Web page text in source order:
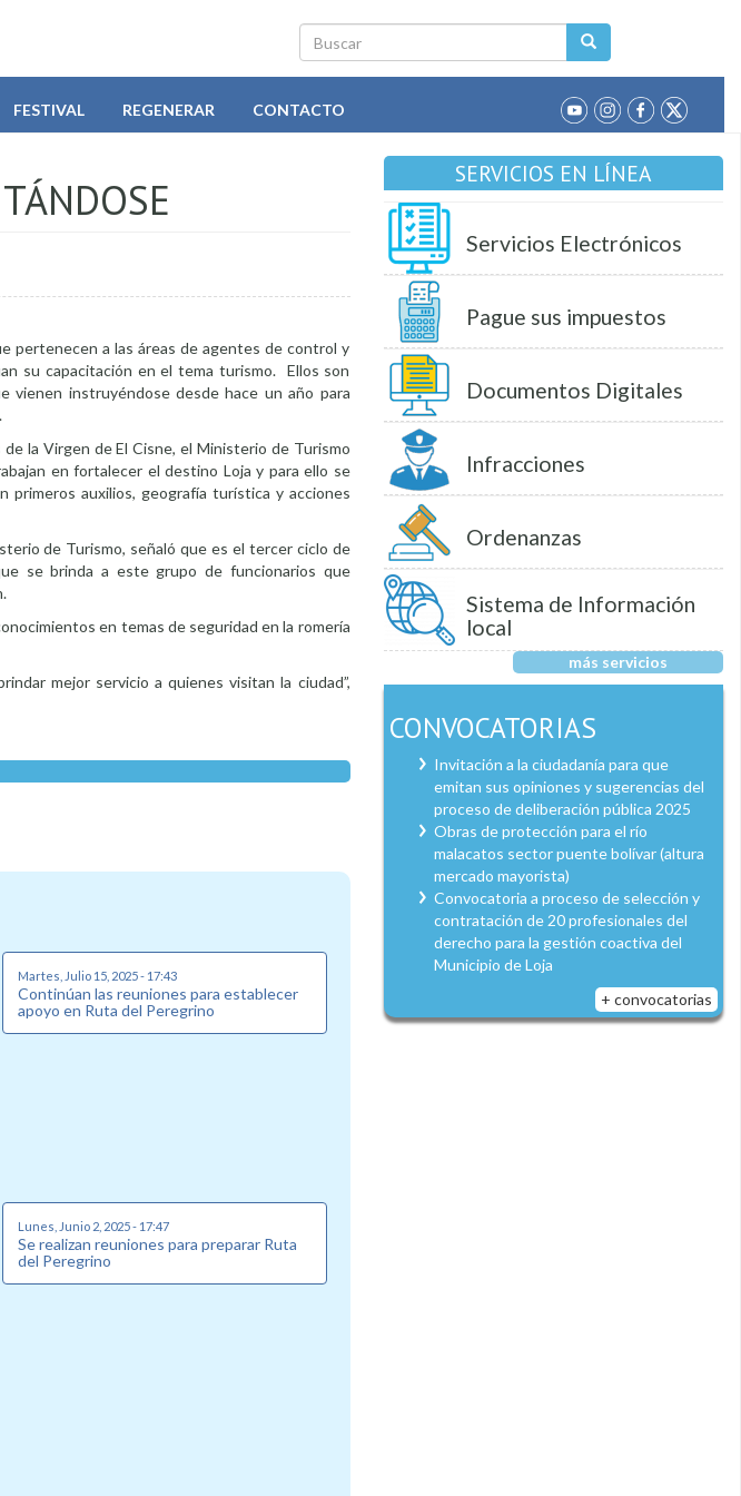
Buscar
FESTIVAL REGENERAR CONTACTO
pertenecen a las áreas de agentes de control y
su capacitación en el tema turismo. Ellos son
vienen instruyéndose desde hace un año para
la Virgen de El Cisne, el Ministerio de Turismo
en fortalecer el destino Loja y para ello se
primeros auxilios, geografía turística y acciones
de Turismo, señaló que es el tercer ciclo de
se brinda a este grupo de funcionarios que
en temas de seguridad en la romería
mejor servicio a quienes visitan la ciudad”,
Martes, Julio 15, 2025 - 17:43
Continúan las reuniones para establecer
apoyo en Ruta del Peregrino
Lunes, Junio 2, 2025 - 17:47
Se realizan reuniones para preparar Ruta
del Peregrino
SERVICIOS EN LÍNEA
Servicios Electrónicos
Pague sus impuestos
Documentos Digitales
Infracciones
Ordenanzas
Sistema de Información
local
más servicios
CONVOCATORIAS
Invitación a la ciudadanía para que
emitan sus opiniones y sugerencias del
proceso de deliberación pública 2025
Obras de protección para el río
malacatos sector puente bolívar (altura
mercado mayorista)
Convocatoria a proceso de selección y
contratación de 20 profesionales del
derecho para la gestión coactiva del
Municipio de Loja
+ convocatorias